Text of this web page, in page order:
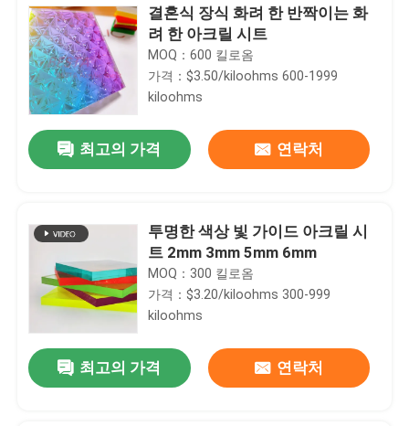
결혼식 장식 화려 한 반짝이는 화
려 한 아크릴 시트
MOQ：600 킬로옴
가격：$3.50/kiloohms 600-1999
kiloohms
최고의 가격 연락처
투명한 색상 빛 가이드 아크릴 시
트 2mm 3mm 5mm 6mm
MOQ：300 킬로옴
가격：$3.20/kiloohms 300-999
kiloohms
최고의 가격 연락처